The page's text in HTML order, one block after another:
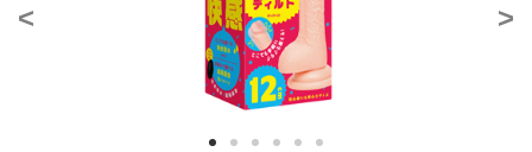
< >